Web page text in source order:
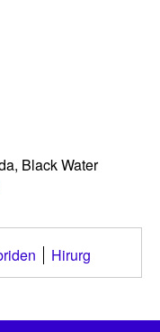
Black Water
Hirurg